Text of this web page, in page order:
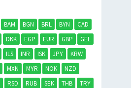
BAM BGN BRL BYN
CAD
DKK EGP EUR GBP
GEL
ILS INR ISK JPY
KRW
MXN MYR NOK
NZD
RSD RUB SEK THB
TRY